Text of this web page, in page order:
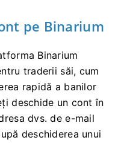
pe Binarium
Binarium
traderii săi, cum
rapidă a banilor
deschide un cont în
dvs. de e-mail
deschiderea unui